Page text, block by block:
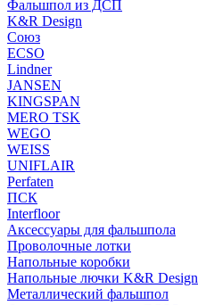
Фальшпол из ДСП
K&R Design
Союз
ECSO
Lindner
JANSEN
KINGSPAN
MERO TSK
WEGO
WEISS
UNIFLAIR
Perfaten
ПСК
Interfloor
Аксессуары для фальшпола
Проволочные лотки
Напольные коробки
Напольные лючки K&R Design
Металлический фальшпол